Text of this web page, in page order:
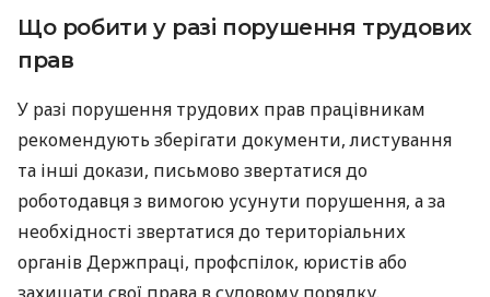
Що робити у разі порушення трудових
прав
У разі порушення трудових прав працівникам
рекомендують зберігати документи, листування
та інші докази, письмово звертатися до
роботодавця з вимогою усунути порушення, а за
необхідності звертатися до територіальних
органів Держпраці, профспілок, юристів або